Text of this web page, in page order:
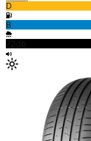
D
B
72db